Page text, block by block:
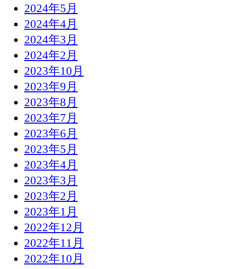
2024年5月
2024年4月
2024年3月
2024年2月
2023年10月
2023年9月
2023年8月
2023年7月
2023年6月
2023年5月
2023年4月
2023年3月
2023年2月
2023年1月
2022年12月
2022年11月
2022年10月